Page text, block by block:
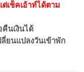
เช็คเอ้าท์ได้ตาม
คืนเงินได้
ลี่ยนแปลงวันเข้าพัก